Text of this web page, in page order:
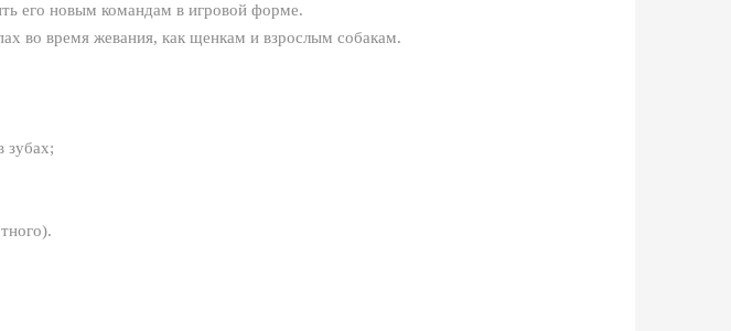
его новым командам в игровой форме.
во время жевания, как щенкам и взрослым собакам.
зубах;